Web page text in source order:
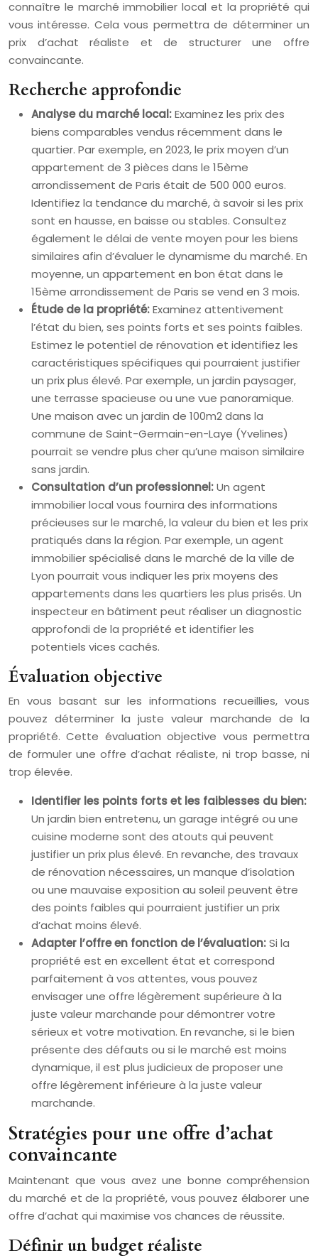
connaître le marché immobilier local et la propriété qui
vous intéresse. Cela vous permettra de déterminer un
prix d’achat réaliste et de structurer une offre
convaincante.
Recherche approfondie
Analyse du marché local:Examinez les prix des
biens comparables vendus récemment dans le
quartier. Par exemple, en 2023, le prix moyen d’un
appartement de 3 pièces dans le 15ème
arrondissement de Paris était de 500 000 euros.
Identifiez la tendance du marché, à savoir si les prix
sont en hausse, en baisse ou stables. Consultez
également le délai de vente moyen pour les biens
similaires afin d’évaluer le dynamisme du marché. En
moyenne, un appartement en bon état dans le
15ème arrondissement de Paris se vend en 3 mois.
Étude de la propriété:Examinez attentivement
l’état du bien, ses points forts et ses points faibles.
Estimez le potentiel de rénovation et identifiez les
caractéristiques spécifiques qui pourraient justifier
un prix plus élevé. Par exemple, un jardin paysager,
une terrasse spacieuse ou une vue panoramique.
Une maison avec un jardin de 100m2 dans la
commune de Saint-Germain-en-Laye (Yvelines)
pourrait se vendre plus cher qu’une maison similaire
sans jardin.
Consultation d’un professionnel:Un agent
immobilier local vous fournira des informations
précieuses sur le marché, la valeur du bien et les prix
pratiqués dans la région. Par exemple, un agent
immobilier spécialisé dans le marché de la ville de
Lyon pourrait vous indiquer les prix moyens des
appartements dans les quartiers les plus prisés. Un
inspecteur en bâtiment peut réaliser un diagnostic
approfondi de la propriété et identifier les
potentiels vices cachés.
Évaluation objective
En vous basant sur les informations recueillies, vous
pouvez déterminer la juste valeur marchande de la
propriété. Cette évaluation objective vous permettra
de formuler une offre d’achat réaliste, ni trop basse, ni
trop élevée.
Identifier les points forts et les faiblesses du bien:
Un jardin bien entretenu, un garage intégré ou une
cuisine moderne sont des atouts qui peuvent
justifier un prix plus élevé. En revanche, des travaux
de rénovation nécessaires, un manque d’isolation
ou une mauvaise exposition au soleil peuvent être
des points faibles qui pourraient justifier un prix
d’achat moins élevé.
Adapter l’offre en fonction de l’évaluation:Si la
propriété est en excellent état et correspond
parfaitement à vos attentes, vous pouvez
envisager une offre légèrement supérieure à la
juste valeur marchande pour démontrer votre
sérieux et votre motivation. En revanche, si le bien
présente des défauts ou si le marché est moins
dynamique, il est plus judicieux de proposer une
offre légèrement inférieure à la juste valeur
marchande.
Stratégies pour une offre d’achat
convaincante
Maintenant que vous avez une bonne compréhension
du marché et de la propriété, vous pouvez élaborer une
offre d’achat qui maximise vos chances de réussite.
Définir un budget réaliste